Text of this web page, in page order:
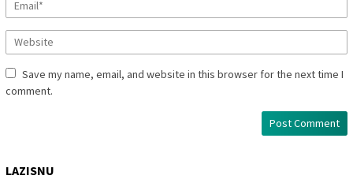
Save my name, email, and website in this browser for the next time I
comment.
LAZISNU